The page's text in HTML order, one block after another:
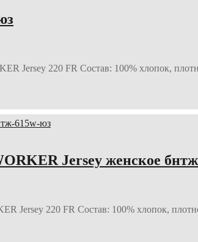
Jersey 220 FR Состав: 100% хлопок,
Jersey женское
Jersey 220 FR Состав: 100% хлопок,